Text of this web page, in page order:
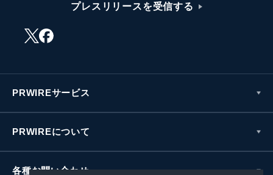
プレスリリースを受信する
PRWIREサービス
PRWIREについて
各種お問い合わせ